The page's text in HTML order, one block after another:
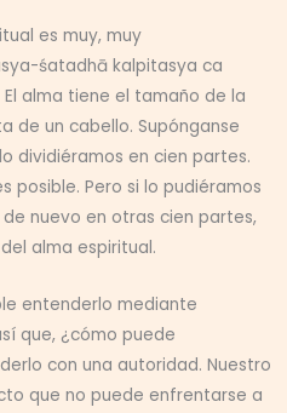
es muy, muy
śatadhā kalpitasya ca
alma tiene el tamaño de la
de un cabello. Supónganse
dividiéramos en cien partes.
posible. Pero si lo pudiéramos
nuevo en otras cien partes,
alma espiritual.
entenderlo mediante
que, ¿cómo puede
con una autoridad. Nuestro
que no puede enfrentarse a